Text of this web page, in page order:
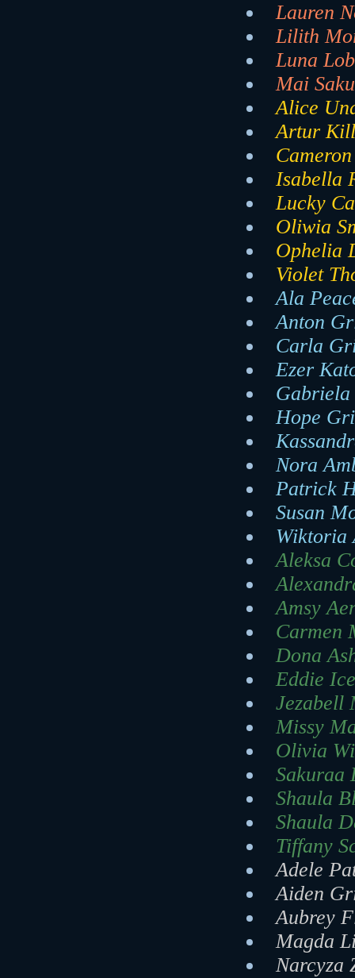
Lauren
Lilith
Luna
Mai
Alice
Artur
Isabella
Lucky
Oliwia
Ophelia
Violet
Ala
Anton
Carla
Ezer
Hope
Nora
Patrick
Susan
Wiktoria
Aleksa
Amsy
Carmen
Dona
Eddie
Jezabell
Missy
Olivia
Sakuraa
Shaula
Shaula
Tiffany
Adele
Aiden
Aubrey
Magda
Narcyza